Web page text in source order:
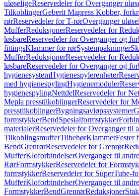
uløseligeReservedeler for Overganger
TilkoblingerGeberit Mapress Kobber,
rørReservedeler for T-rørOverganger
MufferReduksjonerReservedeler for
løsbareReservedeler for Overganger og
fittingsKlammer for rørSystempakninger
MufferReduksjonerReservedeler for
løsbareReservedeler for Overganger og
hygienesystemHygienespylerenheter
med hygienespylingHygienemoduler
hygienespylingNettdelReservedeler for
Mepla presstilkoblingerReservedeler for
presstilkoblingerBygningsavløpssystemer
formstykkerBendSpesialformstykker
materialerReservedeler for Overganger til
TilkoblingsmufferTilbehørKlammerFester
BendGrenrørReservedeler for Grenrør
MufferKloforbindelserOverganger til
RørFormstykkerReservedeler for
formstykkerReservedeler for SuperTube-
MufferKloforbindelserOverganger til
FormstykkerBendGrenrørReduksjoner